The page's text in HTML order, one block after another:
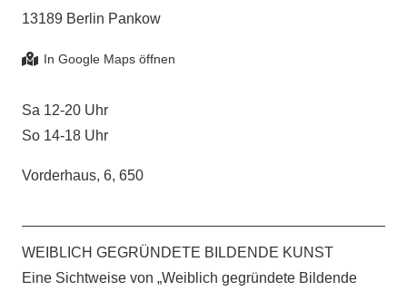
13189 Berlin Pankow
Sa 12-20 Uhr
So 14-18 Uhr
Vorderhaus, 6, 650
WEIBLICH GEGRÜNDETE BILDENDE KUNST
Eine Sichtweise von „Weiblich gegründete Bildende